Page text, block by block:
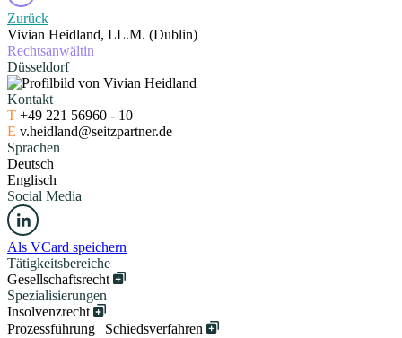
Zurück
Vivian Heidland, LL.M. (Dublin)
Rechtsanwältin
Düsseldorf
Kontakt
T +49 221 56960 - 10
E v.heidland@seitzpartner.de
Sprachen
Deutsch
Englisch
Social Media
Als VCard speichern
Tätigkeitsbereiche
Gesellschaftsrecht
Spezialisierungen
Insolvenzrecht
Prozessführung | Schiedsverfahren